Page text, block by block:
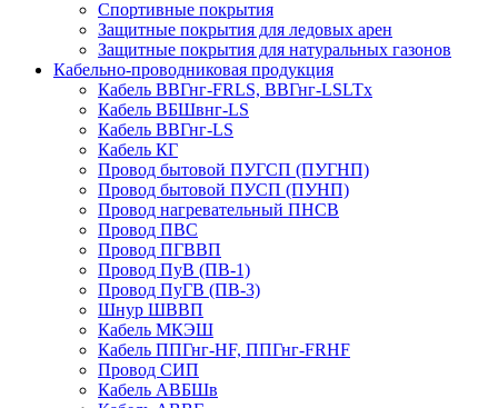
Спортивные покрытия
Защитные покрытия для ледовых арен
Защитные покрытия для натуральных газонов
Кабельно-проводниковая продукция
Кабель ВВГнг-FRLS, ВВГнг-LSLTx
Кабель ВБШвнг-LS
Кабель ВВГнг-LS
Кабель КГ
Провод бытовой ПУГСП (ПУГНП)
Провод бытовой ПУСП (ПУНП)
Провод нагревательный ПНСВ
Провод ПВС
Провод ПГВВП
Провод ПуВ (ПВ-1)
Провод ПуГВ (ПВ-3)
Шнур ШВВП
Кабель МКЭШ
Кабель ППГнг-HF, ППГнг-FRHF
Провод СИП
Кабель АВБШв